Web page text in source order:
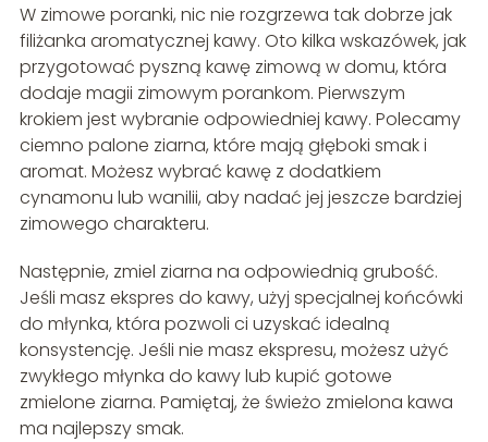
W zimowe poranki, nic nie rozgrzewa tak dobrze jak
filiżanka aromatycznej kawy. Oto kilka wskazówek, jak
przygotować pyszną kawę zimową w domu, która
dodaje magii zimowym porankom. Pierwszym
krokiem jest wybranie odpowiedniej kawy. Polecamy
ciemno palone ziarna, które mają głęboki smak i
aromat. Możesz wybrać kawę z dodatkiem
cynamonu lub wanilii, aby nadać jej jeszcze bardziej
zimowego charakteru.
Następnie, zmiel ziarna na odpowiednią grubość.
Jeśli masz ekspres do kawy, użyj specjalnej końcówki
do młynka, która pozwoli ci uzyskać idealną
konsystencję. Jeśli nie masz ekspresu, możesz użyć
zwykłego młynka do kawy lub kupić gotowe
zmielone ziarna. Pamiętaj, że świeżo zmielona kawa
ma najlepszy smak.